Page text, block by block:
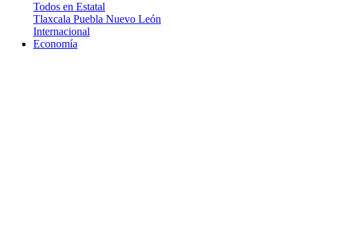
Todos en Estatal
Tlaxcala Puebla Nuevo León
Internacional
Economía